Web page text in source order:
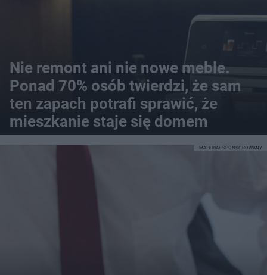
Nie remont ani nie nowe meble.
Ponad 70% osób twierdzi, że sam
ten zapach potrafi sprawić, że
mieszkanie staje się domem
MATERIAŁ SPONSOROWANY